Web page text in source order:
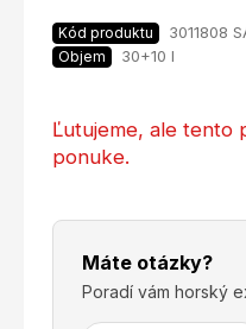
Kód produktu 3011808
Objem 30+10 l
Ľutujeme, ale tento
ponuke.
Máte otázky?
Poradí vám horský